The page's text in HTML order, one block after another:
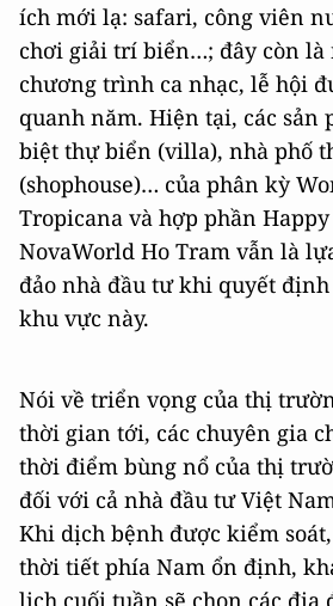
ích mới lạ: safari, công viên
chơi giải trí biển…; đây còn là
chương trình ca nhạc, lễ hội
quanh năm. Hiện tại, các sản
biệt thự biển (villa), nhà phố
(shophouse)… của phân kỳ
Tropicana và hợp phần
NovaWorld Ho Tram vẫn là
đảo nhà đầu tư khi quyết
khu vực này.
Nói về triển vọng của thị
thời gian tới, các chuyên gia
thời điểm bùng nổ của thị
đối với cả nhà đầu tư Việt
Khi dịch bệnh được kiểm
thời tiết phía Nam ổn định,